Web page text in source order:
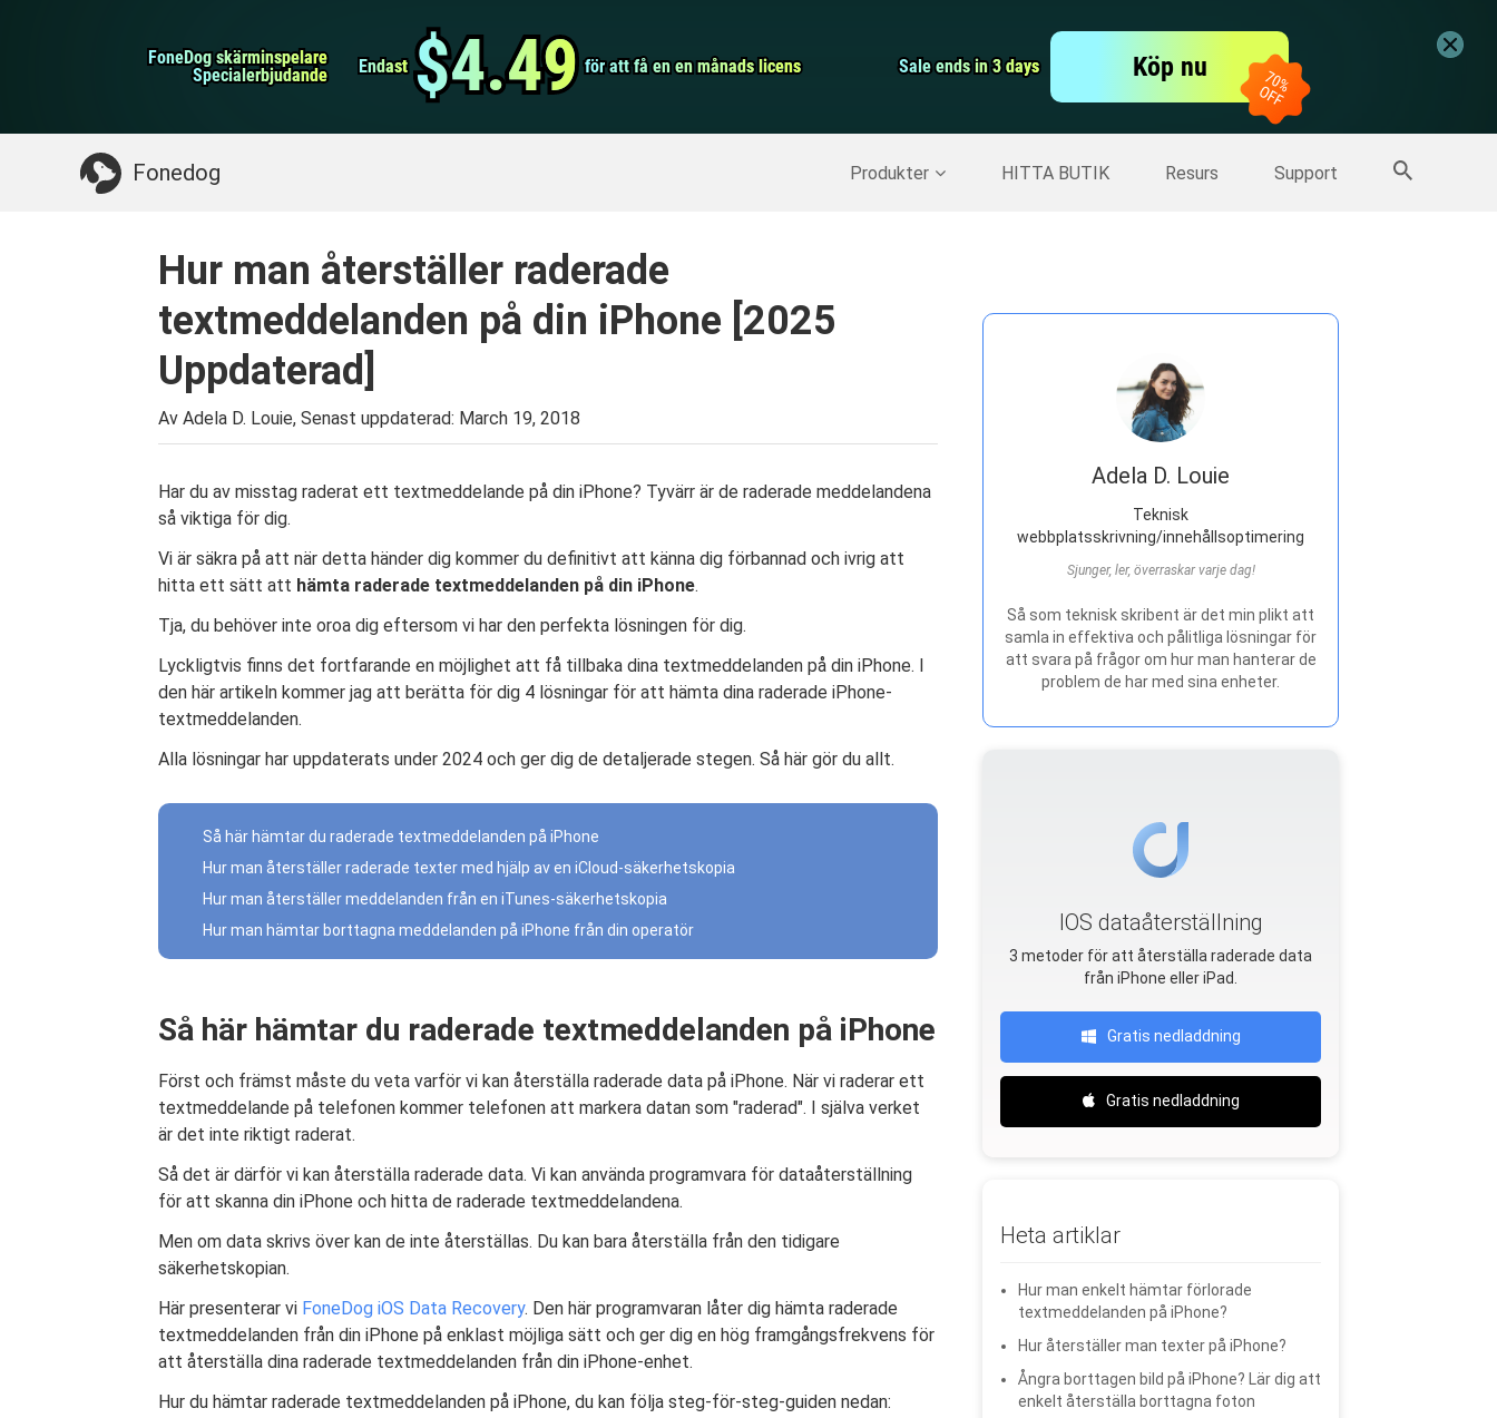
FoneDog skärminspelare
FoneDog skärminspelare
Specialerbjudande
Specialerbjudande Endast
Endast $4.49
$4.49 för att få en en månads licens
för att få en en månads licens Sale ends in 3 days
Sale ends in 3 days Köp nu
Fonedog Produkter HITTA BUTIK Resurs Support
iPhone Cleaner Screen Recorder
Något du kan behöva: IPhone Backup>> Fler produkter
Hur man återställer raderade
textmeddelanden på din iPhone [2025
Uppdaterad]
Av Adela D. Louie, Senast uppdaterad: March 19, 2018
Har du av misstag raderat ett textmeddelande på din iPhone? Tyvärr är de raderade meddelandena
så viktiga för dig.
Vi är säkra på att när detta händer dig kommer du definitivt att känna dig förbannad och ivrig att
hitta ett sätt att hämta raderade textmeddelanden på din iPhone.
Tja, du behöver inte oroa dig eftersom vi har den perfekta lösningen för dig.
Lyckligtvis finns det fortfarande en möjlighet att få tillbaka dina textmeddelanden på din iPhone. I
den här artikeln kommer jag att berätta för dig 4 lösningar för att hämta dina raderade iPhone-
textmeddelanden.
Alla lösningar har uppdaterats under 2024 och ger dig de detaljerade stegen. Så här gör du allt.
Så här hämtar du raderade textmeddelanden på iPhone
Hur man återställer raderade texter med hjälp av en iCloud-säkerhetskopia
Hur man återställer meddelanden från en iTunes-säkerhetskopia
Hur man hämtar borttagna meddelanden på iPhone från din operatör
Så här hämtar du raderade textmeddelanden på iPhone
Först och främst måste du veta varför vi kan återställa raderade data på iPhone. När vi raderar ett
textmeddelande på telefonen kommer telefonen att markera datan som "raderad". I själva verket
är det inte riktigt raderat.
Så det är därför vi kan återställa raderade data. Vi kan använda programvara för dataåterställning
för att skanna din iPhone och hitta de raderade textmeddelandena.
Men om data skrivs över kan de inte återställas. Du kan bara återställa från den tidigare
säkerhetskopian.
Här presenterar vi FoneDog iOS Data Recovery. Den här programvaran låter dig hämta raderade
textmeddelanden från din iPhone på enklast möjliga sätt och ger dig en hög framgångsfrekvens för
att återställa dina raderade textmeddelanden från din iPhone-enhet.
Hur du hämtar raderade textmeddelanden på iPhone, du kan följa steg-för-steg-guiden nedan:
Adela D. Louie
Teknisk
webbplatsskrivning/innehållsoptimering
Sjunger, ler, överraskar varje dag!
Så som teknisk skribent är det min plikt att
samla in effektiva och pålitliga lösningar för
att svara på frågor om hur man hanterar de
problem de har med sina enheter.
IOS dataåterställning
3 metoder för att återställa raderade data
från iPhone eller iPad.
Gratis nedladdning
Gratis nedladdning
Heta artiklar
Hur man enkelt hämtar förlorade
textmeddelanden på iPhone?
Hur återställer man texter på iPhone?
Ångra borttagen bild på iPhone? Lär dig att
enkelt återställa borttagna foton